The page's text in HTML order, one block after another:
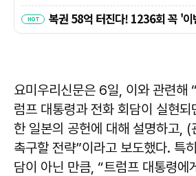
요미우리신문은 6일, 이와 관련해
럼프 대통령과 전화 회담이 실현되
한 일본의 공헌에 대해 설명하고, (
촉구할 전략”이라고 보도했다. 특
담이 아닌 만큼, “트럼프 대통령에